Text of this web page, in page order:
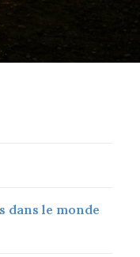
dans le monde